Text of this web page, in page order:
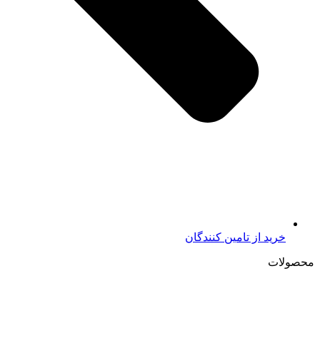
خرید از تامين کنندگان
محصولات